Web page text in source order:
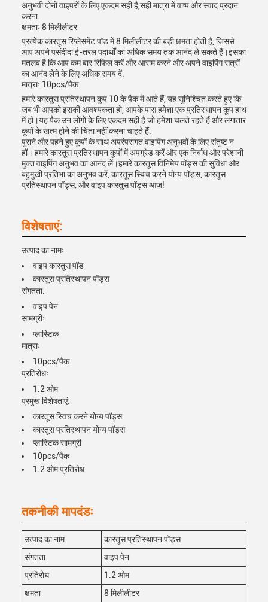
अनुभवी दोनों वाइपरों के लिए एकदम सही है,सही मात्रा में वाष्प और स्वाद प्रदान
करना.
क्षमताः 8 मिलीलीटर
प्रत्येक कारतूस रिप्लेसमेंट पॉड में 8 मिलीलीटर की बड़ी क्षमता होती है, जिससे
आप अपने पसंदीदा ई-तरल पदार्थों का अधिक समय तक आनंद ले सकते हैं।इसका
मतलब है कि आप कम बार रिफिल करें और आराम करने और अपने वाइपिंग सत्रों
का आनंद लेने के लिए अधिक समय दें.
मात्राः 10pcs/पैक
हमारे कारतूस प्रतिस्थापन कूप 10 के पैक में आते हैं, यह सुनिश्चित करते हुए कि
जब भी आपको इसकी आवश्यकता हो, आपके पास हमेशा एक प्रतिस्थापन कूप हाथ
में हो।यह पैक उन लोगों के लिए एकदम सही है जो हमेशा चलते रहते हैं और लगातार
कूपों के खत्म होने की चिंता नहीं करना चाहते हैं.
पुराने और पहने हुए कूपों के साथ अपरंपरागत वाइपिंग अनुभवों के लिए संतुष्ट न
हों। हमारे कारतूस प्रतिस्थापन कूपों में अपग्रेड करें और एक निर्बाध और परेशानी
मुक्त वाइपिंग अनुभव का आनंद लें।हमारे कारतूस विनिमेय पॉड्स की सुविधा और
बहुमुखी प्रतिभा का अनुभव करें, कारतूस स्विच करने योग्य पॉड्स, कारतूस
प्रतिस्थापन पॉड्स, और वाइप कारतूस पॉड्स आज!
विशेषताएं:
उत्पाद का नामः
वाइप कारतूस पॉड
कारतूस प्रतिस्थापन पॉड्स
संगतता:
वाइप पेन
सामग्रीः
प्लास्टिक
मात्राः
10pcs/पैक
प्रतिरोधः
1.2 ओम
प्रमुख विशेषताएं:
कारतूस स्विच करने योग्य पॉड्स
कारतूस प्रतिस्थापन योग्य पॉड्स
प्लास्टिक सामग्री
10pcs/पैक
1.2 ओम प्रतिरोध
तकनीकी मापदंडः
उत्पाद का नाम
कारतूस प्रतिस्थापन पॉड्स
संगतता
वाइप पेन
प्रतिरोध
1.2 ओम
क्षमता
8 मिलीलीटर